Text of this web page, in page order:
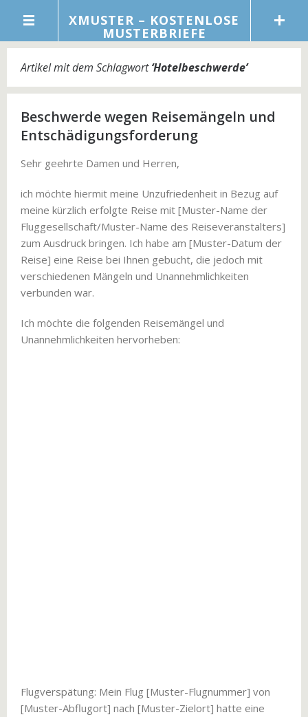
XMUSTER – KOSTENLOSE
MUSTERBRIEFE
Artikel mit dem Schlagwort‘Hotelbeschwerde’
Beschwerde wegen Reisemängeln und
Entschädigungsforderung
Sehr geehrte Damen und Herren,
ich möchte hiermit meine Unzufriedenheit in Bezug auf
meine kürzlich erfolgte Reise mit [Muster-Name der
Fluggesellschaft/Muster-Name des Reiseveranstalters]
zum Ausdruck bringen. Ich habe am [Muster-Datum der
Reise] eine Reise bei Ihnen gebucht, die jedoch mit
verschiedenen Mängeln und Unannehmlichkeiten
verbunden war.
Ich möchte die folgenden Reisemängel und
Unannehmlichkeiten hervorheben:
Flugverspätung: Mein Flug [Muster-Flugnummer] von
[Muster-Abflugort] nach [Muster-Zielort] hatte eine